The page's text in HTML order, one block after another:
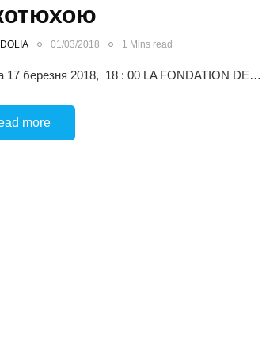
01/03/2018 1 Mins read
17 березня 2018, 18 : 00 LA FONDATION DE…
more